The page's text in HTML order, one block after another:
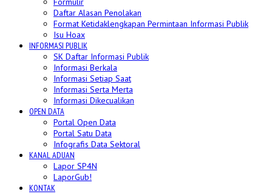
Daftar Alasan Penolakan
Format Ketidaklengkapan Permintaan Informasi Publik
Isu Hoax
INFORMASI PUBLIK
SK Daftar Informasi Publik
Informasi Berkala
Informasi Setiap Saat
Informasi Serta Merta
Informasi Dikecualikan
OPEN DATA
Portal Open Data
Portal Satu Data
Infografis Data Sektoral
KANAL ADUAN
Lapor SP4N
LaporGub!
KONTAK